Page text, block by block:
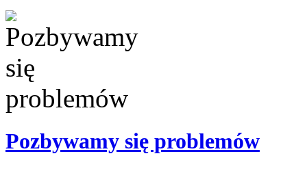
Pozbywamy się problemów